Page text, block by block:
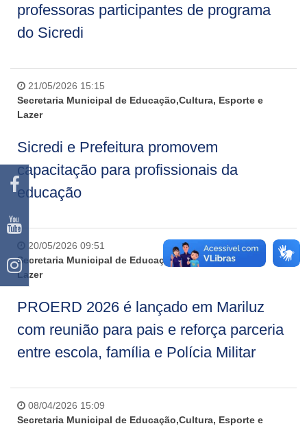
professoras participantes de programa
do Sicredi
21/05/2026 15:15
Secretaria Municipal de Educação,Cultura, Esporte e
Lazer
Sicredi e Prefeitura promovem
capacitação para profissionais da
educação
20/05/2026 09:51
Secretaria Municipal de Educação,Cultura, Esporte e
Lazer
PROERD 2026 é lançado em Mariluz
com reunião para pais e reforça parceria
entre escola, família e Polícia Militar
08/04/2026 15:09
Secretaria Municipal de Educação,Cultura, Esporte e